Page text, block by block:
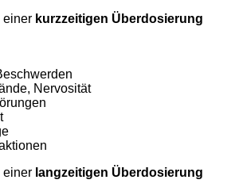
einer kurzzeitigen Überdosierung
Nervosität
einer langzeitigen Überdosierung